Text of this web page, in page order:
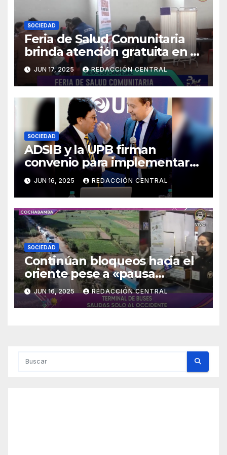
SOCIEDAD
Feria de Salud Comunitaria
brinda atención gratuita en El
Alto
JUN 17, 2025 REDACCIÓN CENTRAL
SOCIEDAD
ADSIB y la UPB firman
convenio para implementar
certificados digitales
JUN 16, 2025 REDACCIÓN CENTRAL
SOCIEDAD
Continúan bloqueos hacia el
oriente pese a «pausa
humanitaria»
JUN 16, 2025 REDACCIÓN CENTRAL